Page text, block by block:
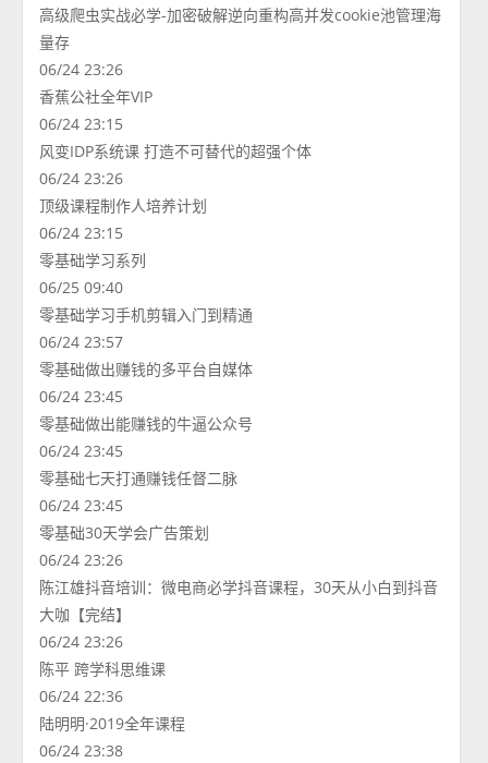
高级爬虫实战必学-加密破解逆向重构高并发cookie池管理海
量存
06/24 23:26
香蕉公社全年VIP
06/24 23:15
风变IDP系统课 打造不可替代的超强个体
06/24 23:26
顶级课程制作人培养计划
06/24 23:15
零基础学习系列
06/25 09:40
零基础学习手机剪辑入门到精通
06/24 23:57
零基础做出赚钱的多平台自媒体
06/24 23:45
零基础做出能赚钱的牛逼公众号
06/24 23:45
零基础七天打通赚钱任督二脉
06/24 23:45
零基础30天学会广告策划
06/24 23:26
陈江雄抖音培训：微电商必学抖音课程，30天从小白到抖音
大咖【完结】
06/24 23:26
陈平 跨学科思维课
06/24 22:36
陆明明·2019全年课程
06/24 23:38